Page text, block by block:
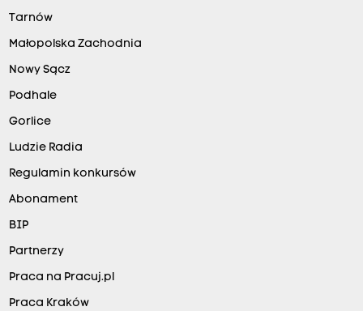
Tarnów
Małopolska Zachodnia
Nowy Sącz
Podhale
Gorlice
Ludzie Radia
Regulamin konkursów
Abonament
BIP
Partnerzy
Praca na Pracuj.pl
Praca Kraków